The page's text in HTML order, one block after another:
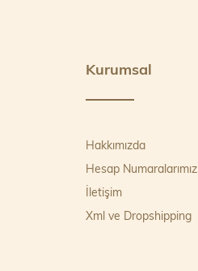
Kurumsal
Hakkımızda
Hesap Numaralarımız
İletişim
Xml ve Dropshipping